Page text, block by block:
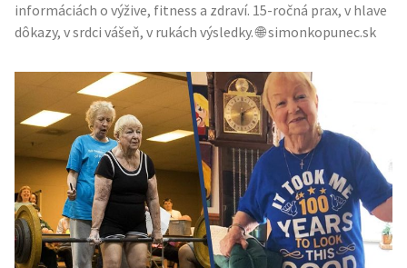
informáciách o výžive, fitness a zdraví. 15-ročná prax, v hlave
dôkazy, v srdci vášeň, v rukách výsledky. 🌐 simonkopunec.sk